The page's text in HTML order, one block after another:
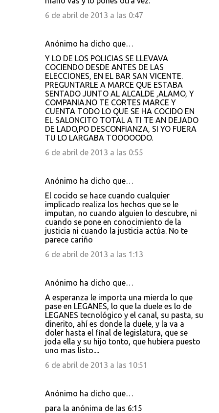
6 de abril de 2013 a las 0:47
Anónimo ha dicho que…
Y LO DE LOS POLICIAS SE LLEVAVA
COCIENDO DESDE ANTES DE LAS
ELECCIONES, EN EL BAR SAN VICENTE.
PREGUNTARLE A MARCE QUE ESTABA
SENTADO JUNTO AL ALCALDE ,ALAMO, Y
COMPANIA.NO TE CORTES MARCE Y
CUENTA TODO LO QUE SE HA COCIDO EN
EL SALONCITO TOTAL A TI TE AN DEJADO
DE LADO,PO DESCONFIANZA, SI YO FUERA
TU LO LARGABA TOOOOODO.
6 de abril de 2013 a las 0:55
Anónimo ha dicho que…
El cocido se hace cuando cualquier
implicado realiza los hechos que se le
imputan, no cuando alguien lo descubre, ni
cuando se pone en conocimiento de la
justicia ni cuando la justicia actúa. No te
parece cariño
6 de abril de 2013 a las 1:13
Anónimo ha dicho que…
A esperanza le importa una mierda lo que
pase en LEGANES, lo que la duele es lo de
LEGANES tecnológico y el canal, su pasta, su
dinerito, ahí es donde la duele, y la va a
doler hasta el final de legislatura, que se
joda ella y su hijo tonto, que hubiera puesto
uno mas listo....
6 de abril de 2013 a las 10:51
Anónimo ha dicho que…
para la anónima de las 6:15